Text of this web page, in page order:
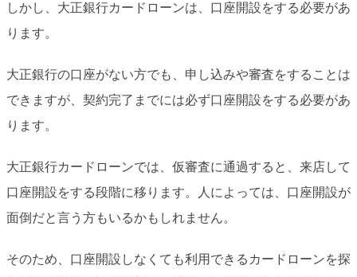
しかし、大正銀行カードローンは、口座開設をする必要があ
ります。
大正銀行の口座がない方でも、申し込みや審査をすることは
できますが、契約完了までには必ず口座開設をする必要があ
ります。
大正銀行カードローンでは、仮審査に通過すると、来店して
口座開設をする段階に移ります。人によっては、口座開設が
面倒だと言う方もいるかもしれません。
そのため、口座開設しなくても利用できるカードローンを探